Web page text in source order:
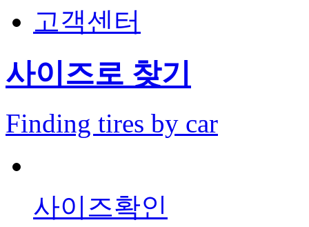
고객센터
사이즈로 찾기
Finding tires by car
사이즈확인